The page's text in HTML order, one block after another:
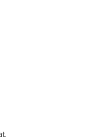
Total recenzii: 259